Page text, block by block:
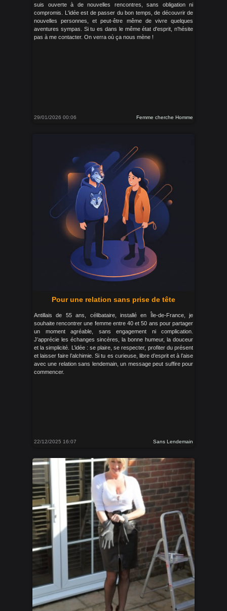
suis ouverte à de nouvelles rencontres, sans obligation ni
compromis. L'idée est de passer du bon temps, de découvrir de
nouvelles personnes, et peut-être même de vivre quelques
aventures sympas. Si tu es dans le même état d'esprit, n'hésite
pas à me contacter. On verra où ça nous mène !
29/01/2026 00:06 Femme cherche Homme
Pour une relation sans prise de tête
Antillais de 55 ans, célibataire, installé en Île-de-France, je
souhaite rencontrer une femme entre 40 et 50 ans pour partager
un moment agréable, sans engagement ni complication.
J’apprécie les échanges sincères, la bonne humeur, la douceur
et la simplicité. L’idée : se plaire, se respecter, profiter du présent
et laisser faire l’alchimie. Si tu es curieuse, libre d’esprit et à l’aise
avec une relation sans lendemain, un message peut suffire pour
commencer.
22/12/2025 16:07 Sans Lendemain